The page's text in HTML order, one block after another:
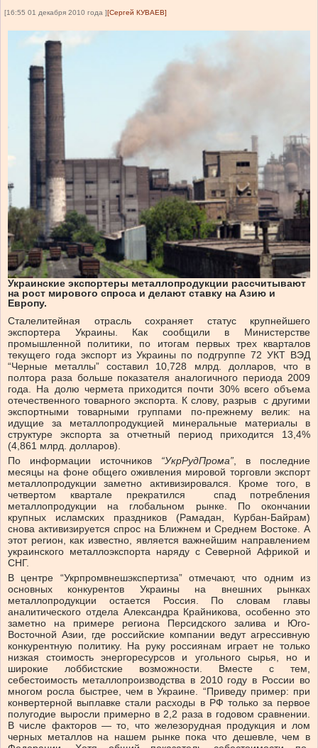
[16:55 01 декабря 2010 года ] [Сергей КУВАЕВ]
Украинские экспортеры металлопродукции рассчитывают
на рост мирового спроса и делают ставку на Азию и
Европу.
Сталелитейная отрасль сохраняет статус крупнейшего
экспортера Украины. Как сообщили в Министерстве
промышленной политики, по итогам первых трех кварталов
текущего года экспорт из Украины по подгруппе 72 УКТ ВЭД
“Черные металлы” составил 10,728 млрд. долларов, что в
полтора раза больше показателя аналогичного периода 2009
года. На долю чермета приходится почти 30% всего объема
отечественного товарного экспорта. К слову, разрыв с другими
экспортными товарными группами по-прежнему велик: на
идущие за металлопродукцией минеральные материалы в
структуре экспорта за отчетный период приходится 13,4%
(4,861 млрд. долларов).
По информации источников “УкрРудПрома” , в последние
месяцы на фоне общего оживления мировой торговли экспорт
металлопродукции заметно активизировался. Кроме того, в
четвертом квартале прекратился спад потребления
металлопродукции на глобальном рынке. По окончании
крупных исламских праздников (Рамадан, Курбан-Байрам)
снова активизируется спрос на Ближнем и Среднем Востоке. А
этот регион, как известно, является важнейшим направлением
украинского металлоэкспорта наряду с Северной Африкой и
СНГ.
В центре “Укрпромвнешэкспертиза” отмечают, что одним из
основных конкурентов Украины на внешних рынках
металлопродукции остается Россия. По словам главы
аналитического отдела Александра Крайникова, особенно это
заметно на примере региона Персидского залива и Юго-
Восточной Азии, где российские компании ведут агрессивную
конкурентную политику. На руку россиянам играет не только
низкая стоимость энергоресурсов и угольного сырья, но и
широкие лоббистские возможности. Вместе с тем,
себестоимость металлопроизводства в 2010 году в России во
многом росла быстрее, чем в Украине. “Приведу пример: при
конвертерной выплавке стали расходы в РФ только за первое
полугодие выросли примерно в 2,2 раза в годовом сравнении.
В числе факторов — то, что железорудная продукция и лом
черных металлов на нашем рынке пока что дешевле, чем в